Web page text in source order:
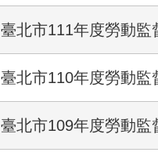
臺北市111年度勞動監
臺北市110年度勞動監
臺北市109年度勞動監